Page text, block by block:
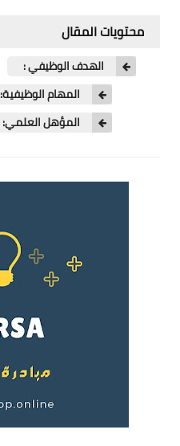
محتويات المقال
الهدف الوظيفي :
المهام الوظيفية:
المؤهل العلمي: